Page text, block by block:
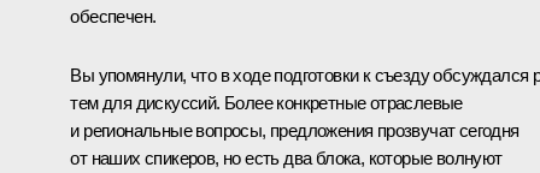
обеспечен.
Вы упомянули, что в ходе подготовки к съезду обсуждался
тем для дискуссий. Более конкретные отраслевые
и региональные вопросы, предложения прозвучат сегодня
от наших спикеров, но есть два блока, которые волнуют